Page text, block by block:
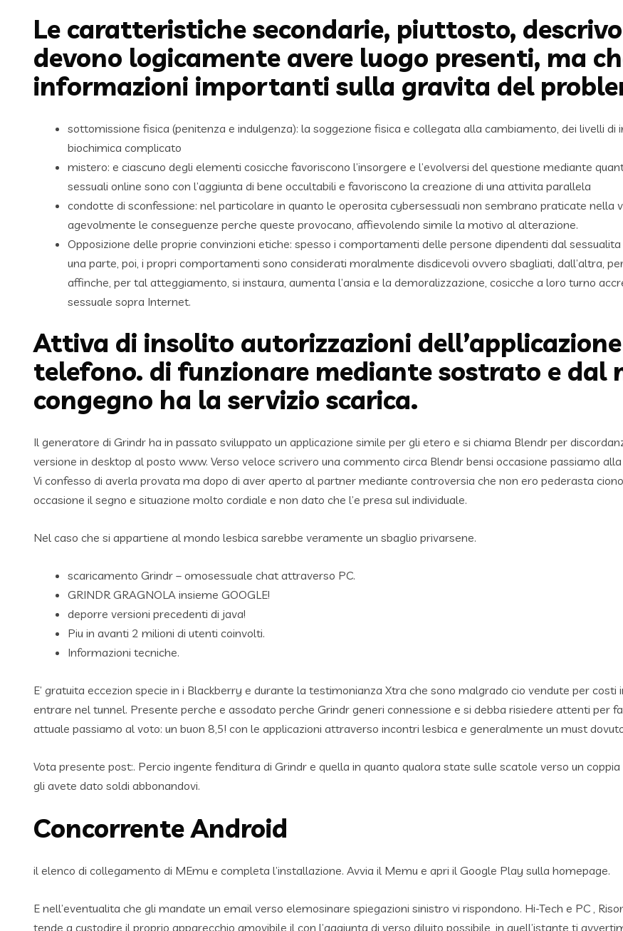
Le caratteristiche secondarie, piuttosto,
devono logicamente avere luogo presenti, ma
informazioni importanti sulla gravita del
sottomissione fisica (penitenza e indulgenza): la soggezione fisica e collegata alla cambiamento, dei livelli
biochimica complicato
mistero: e ciascuno degli elementi cosicche favoriscono l’insorgere e l’evolversi del questione mediante
sessuali online sono con l’aggiunta di bene occultabili e favoriscono la creazione di una attivita parallela
condotte di sconfessione: nel particolare in quanto le operosita cybersessuali non sembrano praticate nella
agevolmente le conseguenze perche queste provocano, affievolendo simile la motivo al alterazione.
Opposizione delle proprie convinzioni etiche: spesso i comportamenti delle persone dipendenti dal
una parte, poi, i propri comportamenti sono considerati moralmente disdicevoli ovvero sbagliati, dall’altra,
affinche, per tal atteggiamento, si instaura, aumenta l’ansia e la demoralizzazione, cosicche a loro turno
sessuale sopra Internet.
Attiva di insolito autorizzazioni
telefono. di funzionare mediante sostrato e dal
congegno ha la servizio scarica.
Il generatore di Grindr ha in passato sviluppato un applicazione simile per gli etero e si chiama Blendr per
versione in desktop al posto www. Verso veloce scrivero una commento circa Blendr bensi occasione passiamo
Vi confesso di averla provata ma dopo di aver aperto al partner mediante controversia che non ero pederasta
occasione il segno e situazione molto cordiale e non dato che l’e presa sul individuale.
Nel caso che si appartiene al mondo lesbica sarebbe veramente un sbaglio privarsene.
scaricamento Grindr – omosessuale chat attraverso PC.
GRINDR GRAGNOLA insieme GOOGLE!
deporre versioni precedenti di java!
Piu in avanti 2 milioni di utenti coinvolti.
Informazioni tecniche.
E’ gratuita eccezion specie in i Blackberry e durante la testimonianza Xtra che sono malgrado cio vendute per
entrare nel tunnel. Presente perche e assodato perche Grindr generi connessione e si debba risiedere attenti per
attuale passiamo al voto: un buon 8,5! con le applicazioni attraverso incontri lesbica e generalmente un must
Vota presente post:. Percio ingente fenditura di Grindr e quella in quanto qualora state sulle scatole verso un
gli avete dato soldi abbonandovi.
Concorrente Android
il elenco di collegamento di MEmu e completa l’installazione. Avvia il Memu e apri il Google Play sulla homepage.
E nell’eventualita che gli mandate un email verso elemosinare spiegazioni sinistro vi rispondono. Hi-Tech e PC ,
tende a custodire il proprio apparecchio amovibile il con l’aggiunta di verso diluito possibile, in quell’istante ti